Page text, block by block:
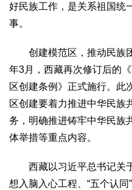
好民族工作，是关系祖国统
事。
创建模范区，推动民族
年3月，西藏再次修订后的
区创建条例》正式施行。此
区创建要着力推进中华民族
务，明确推进铸牢中华民族
体举措等重点内容。
西藏以习近平总书记关于
想入脑入心工程、“五个认